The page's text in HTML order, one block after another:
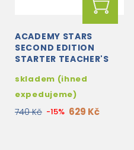
ACADEMY STARS
SECOND EDITION
STARTER TEACHER'S
APP
skladem (ihned
expedujeme)
740 Kč -15% 629 Kč